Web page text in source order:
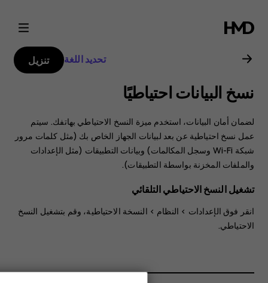
دليل
مستخدم
Nokia
X10
تحديد اللغة تنزيل
نسخ البيانات احتياطيًا
لضمان أمان البيانات، استخدم ميزة النسخ الاحتياطي بهاتفك. سيتم
عمل نسخ احتياطية عن بعد لبيانات الجهاز الخاص بك (مثل كلمات مرور
شبكة Wi-Fi وسجل المكالمات) وبيانات التطبيقات (مثل الإعدادات
والملفات المخزنة بواسطة التطبيقات).
تشغيل النسخ الاحتياطي التلقائي
انقر فوق الإعدادات > النظام > النسخة الاحتياطية، وقم بتشغيل النسخ
الاحتياطي.